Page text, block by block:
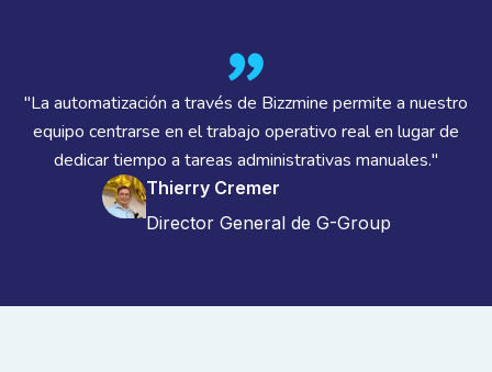
"La automatización a través de Bizzmine permite a nuestro
equipo centrarse en el trabajo operativo real en lugar de
dedicar tiempo a tareas administrativas manuales."
Thierry Cremer
Director General de G-Group